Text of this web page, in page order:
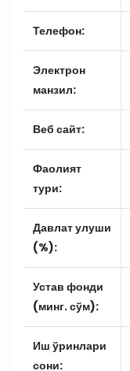
Телефон:
Электрон
манзил:
Веб сайт:
Фаолият
тури:
Давлат улуши
(%):
Устав фонди
(минг. сўм):
Иш ўринлари
сони: